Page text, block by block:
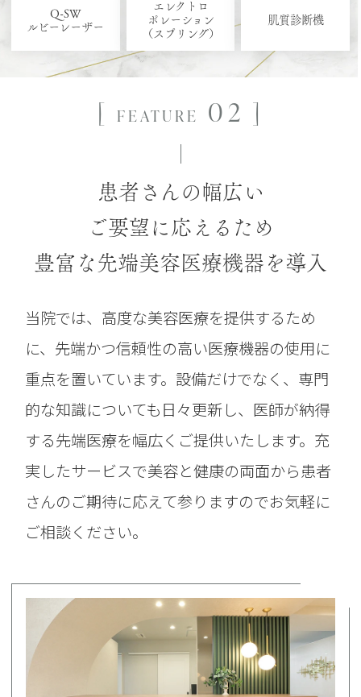
Q-SW
ルビーレーザー
エレクトロ
ポレーション
（スプリング）
肌質診断機
[ FEATURE 02 ]
患者さんの幅広い
ご要望に応えるため
豊富な先端美容医療機器を導入
当院では、高度な美容医療を提供するため
に、先端かつ信頼性の高い医療機器の使用に
重点を置いています。設備だけでなく、専門
的な知識についても日々更新し、医師が納得
する先端医療を幅広くご提供いたします。充
実したサービスで美容と健康の両面から患者
さんのご期待に応えて参りますのでお気軽に
ご相談ください。